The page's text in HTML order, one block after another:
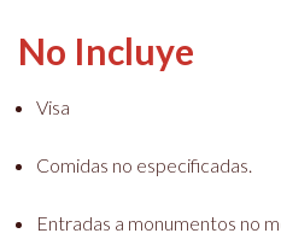
No Incluye
Visa
Comidas no especificadas.
Entradas a monumentos no